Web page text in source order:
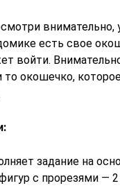
внимательно,
есть свое
войти.
окошечко,
задание на
с прорезями — 2